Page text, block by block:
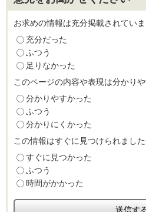
お求めの情報は充分掲載されてい
充分だった
ふつう
足りなかった
このページの内容や表現は分かり
分かりやすかった
ふつう
分かりにくかった
この情報はすぐに見つけられました
すぐに見つかった
ふつう
時間がかかった